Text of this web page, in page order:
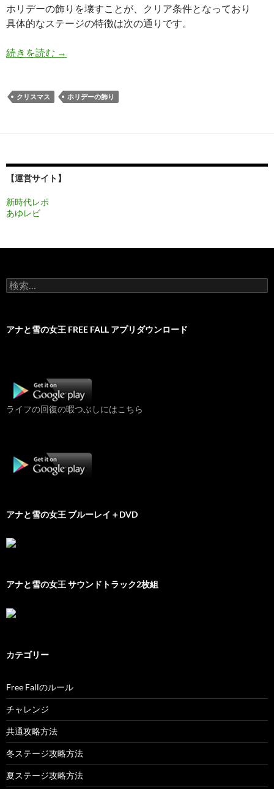
ホリデーの飾りを壊すことが、クリア条件となっており
具体的なステージの特徴は次の通りです。
続きを読む アナと雪の女王 Free Fall 夏ステージ112 攻略が
→
クリスマス ホリデーの飾り
【運営サイト】
新時代レポ
あゆレビ
検
索:
アナと雪の女王 FREE FALL アプリダウンロード
ライフの回復の暇つぶしにはこちら
アナと雪の女王 ブルーレイ＋DVD
アナと雪の女王 サウンドトラック2枚組
カテゴリー
Free Fallのルール
チャレンジ
共通攻略方法
冬ステージ攻略方法
夏ステージ攻略方法